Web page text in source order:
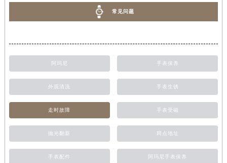
常见问题
阿玛尼 手表保养
外观清洗 手表生锈
走时故障 手表受磁
抛光翻新 网点地址
手表配件 阿玛尼手表保养